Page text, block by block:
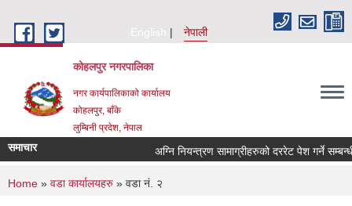
English
नेपाली
कोहलपुर नगरपालिका
नगर कार्यपालिकाको कार्यालय
कोहलपुर, बाँके
लुम्बिनी प्रदेश, नेपाल
समाचार
You are here
Home » वडा कार्यालयहरु » वडा नं. २